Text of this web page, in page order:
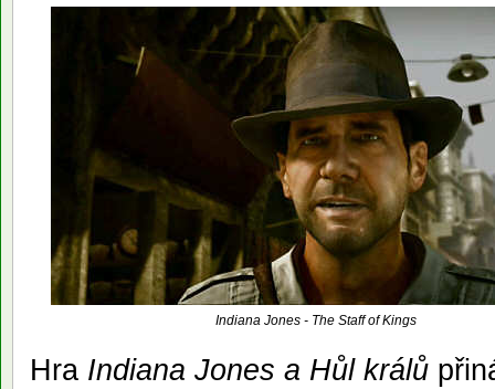
Indiana Jones - The Staff of Kings
Hra Indiana Jones a Hůl králů